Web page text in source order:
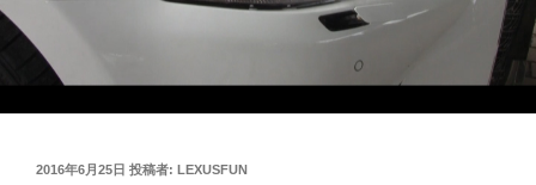
投
2016年6月25日 投稿者: LEXUSFUN